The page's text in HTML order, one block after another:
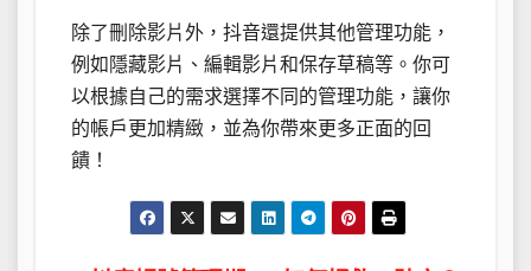
除了刪除影片外，抖音還提供其他管理功能，
例如隱藏影片、編輯影片和保存草稿等。你可
以根據自己的需求選擇不同的管理功能，讓你
的帳戶更加精緻，並為你帶來更多正面的回
饋！